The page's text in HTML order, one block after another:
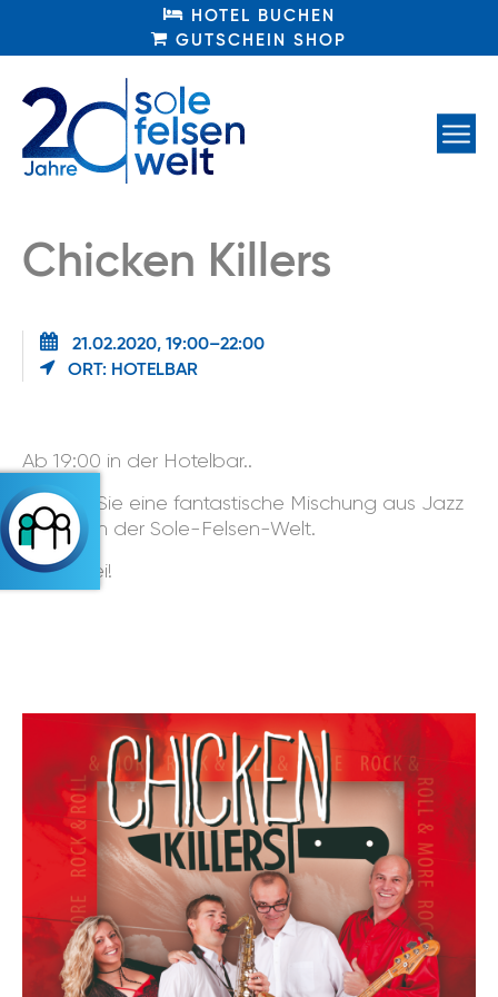
HOTEL BUCHEN
GUTSCHEIN SHOP
Chicken Killers
21.02.2020, 19:00–22:00
ORT: HOTELBAR
Ab 19:00 in der Hotelbar..
Erleben Sie eine fantastische Mischung aus Jazz
& Rock in der Sole-Felsen-Welt.
Eintritt frei!
HOTEL BUCHEN
GUTSCHEIN SHOP